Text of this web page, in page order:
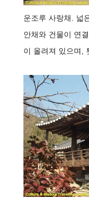
운조루 사랑채. 넓
안채와 건물이 연
이 올려져 있으며,